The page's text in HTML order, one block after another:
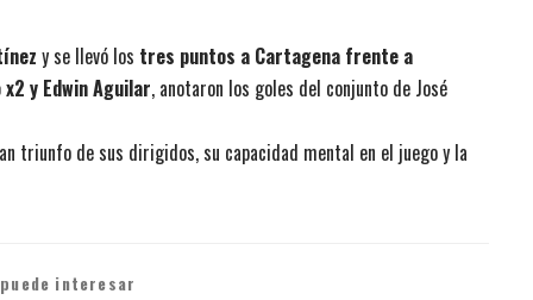
y se llevó los tres puntos a Cartagena frente a
x2 y Edwin Aguilar, anotaron los goles del conjunto de José
triunfo de sus dirigidos, su capacidad mental en el juego y la
interesar